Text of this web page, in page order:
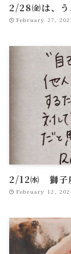
2/28㈮は、う
February 27,
2/12㈬ 獅子
February 12,